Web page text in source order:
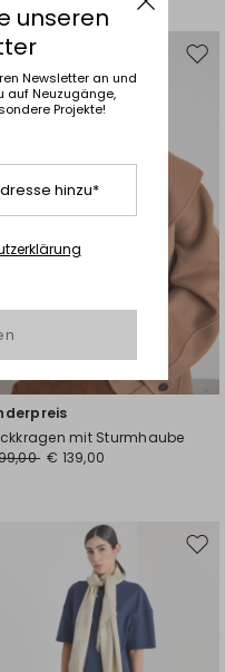
Auf
mit Sturmhaube
€ 139,00
Auf
unseren
Newsletter an und
auf Neuzugänge,
Projekte!
hinzu*